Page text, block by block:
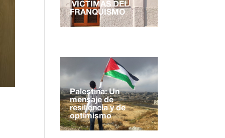
VÍCTIMAS DEL
FRANQUISMO
Palestina: Un
mensaje de
resiliencia y de
optimismo